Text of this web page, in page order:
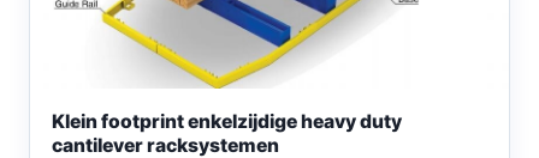
Klein footprint enkelzijdige heavy duty
cantilever racksystemen